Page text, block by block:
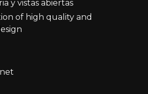
y vistas abiertas
of high quality and